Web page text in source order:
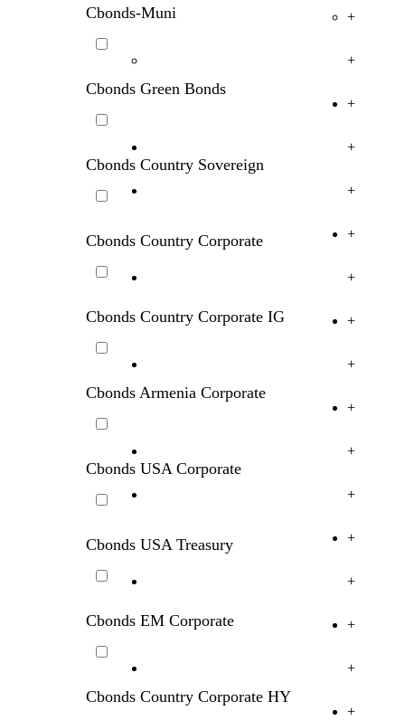
Cbonds-Muni
Cbonds Green Bonds
Cbonds Country Sovereign
Cbonds Country Corporate
Cbonds Country Corporate IG
Cbonds Armenia Corporate
Cbonds USA Corporate
Cbonds USA Treasury
Cbonds EM Corporate
Cbonds Country Corporate HY
+
+
+
+
+
+
+
+
+
+
+
+
+
+
+
+
+